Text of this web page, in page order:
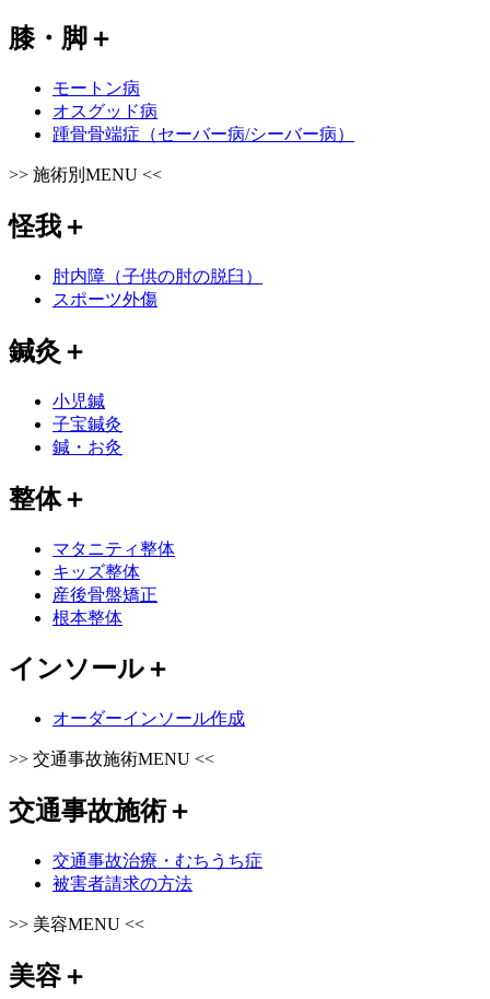
膝・脚＋
モートン病
オスグッド病
踵骨骨端症（セーバー病/シーバー病）
>> 施術別MENU <<
怪我＋
肘内障（子供の肘の脱臼）
スポーツ外傷
鍼灸 ＋
小児鍼
子宝鍼灸
鍼・お灸
整体＋
マタニティ整体
キッズ整体
産後骨盤矯正
根本整体
インソール＋
オーダーインソール作成
>> 交通事故施術MENU <<
交通事故施術＋
交通事故治療・むちうち症
被害者請求の方法
>> 美容MENU <<
美容＋